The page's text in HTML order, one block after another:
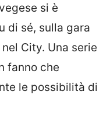
si è
di sé, sulla gara
City. Una serie
fanno che
le possibilità di